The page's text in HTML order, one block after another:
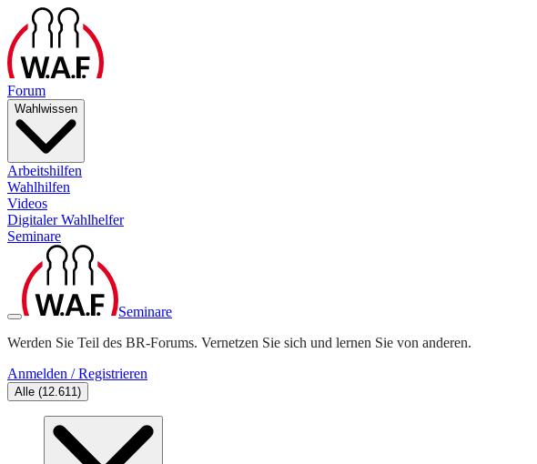
Forum
Wahlwissen
Arbeitshilfen
Wahlhilfen
Videos
Digitaler Wahlhelfer
Seminare
Seminare
Werden Sie Teil des BR-Forums. Vernetzen Sie sich und lernen Sie von anderen.
Anmelden / Registrieren
Alle (12.611)